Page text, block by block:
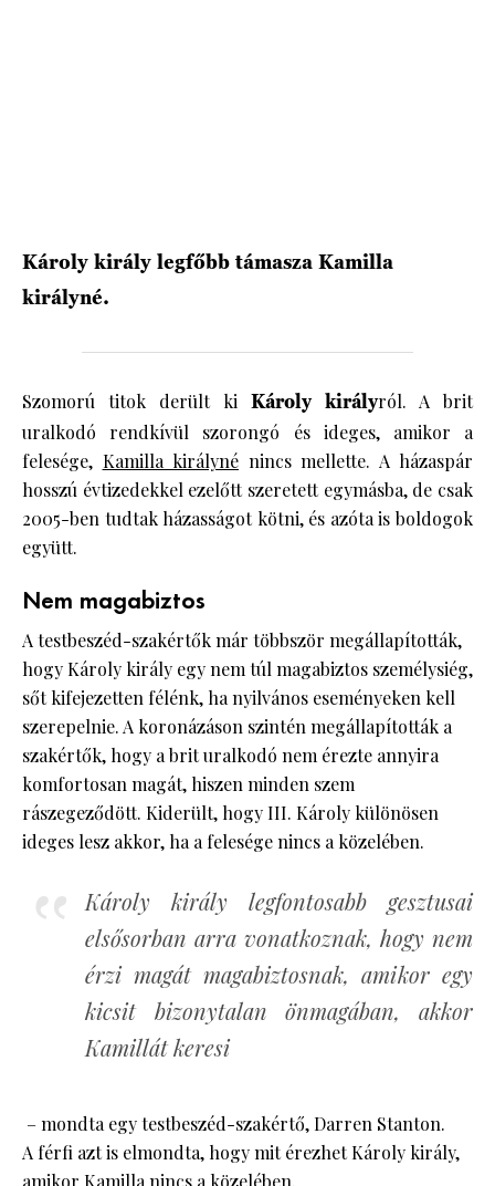
Károly király legfőbb támasza Kamilla
királyné.
Szomorú titok derült ki Károly királyról. A brit
uralkodó rendkívül szorongó és ideges, amikor a
felesége, Kamilla királyné nincs mellette. A házaspár
hosszú évtizedekkel ezelőtt szeretett egymásba, de csak
2005-ben tudtak házasságot kötni, és azóta is boldogok
együtt.
Nem magabiztos
A testbeszéd-szakértők már többször megállapították,
hogy Károly király egy nem túl magabiztos személysiég,
sőt kifejezetten félénk, ha nyilvános eseményeken kell
szerepelnie. A koronázáson szintén megállapították a
szakértők, hogy a brit uralkodó nem érezte annyira
komfortosan magát, hiszen minden szem
rászegeződött. Kiderült, hogy III. Károly különösen
ideges lesz akkor, ha a felesége nincs a közelében.
Károly király legfontosabb gesztusai
elsősorban arra vonatkoznak, hogy nem
érzi magát magabiztosnak, amikor egy
kicsit bizonytalan önmagában, akkor
Kamillát keresi
– mondta egy testbeszéd-szakértő, Darren Stanton.
A férfi azt is elmondta, hogy mit érezhet Károly király,
amikor Kamilla nincs a közelében.